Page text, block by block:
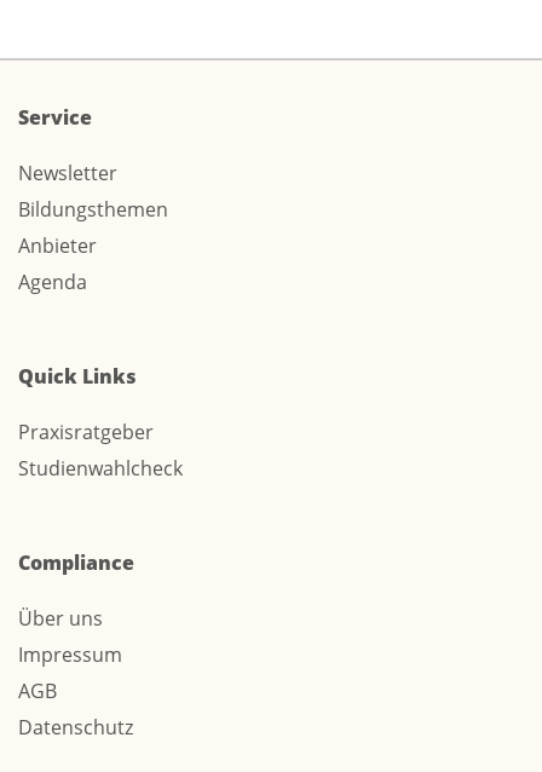
Service
Newsletter
Bildungsthemen
Anbieter
Agenda
Quick Links
Praxisratgeber
Studienwahlcheck
Compliance
Über uns
Impressum
AGB
Datenschutz